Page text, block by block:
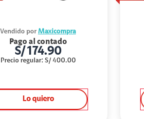
Vendido por Maxicompra
Pago al contado
S/174.90
Precio regular: S/ 400.00
Lo quiero